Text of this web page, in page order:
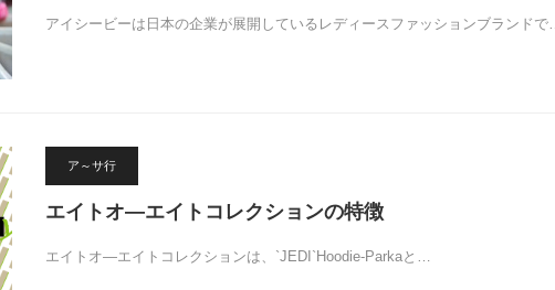
アイシービーは日本の企業が展開しているレディースファッションブランドで…
ア～サ行
エイトオ―エイトコレクションの特徴
エイトオ―エイトコレクションは、`JEDI`Hoodie-Parkaと…